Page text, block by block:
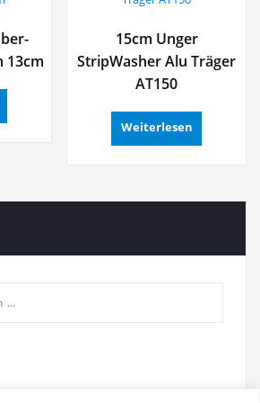
13cm
15cm Unger
StripWasher Alu Träger
AT150
Weiterlesen